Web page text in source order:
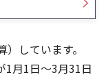
800
1,000
1,400
1,600
1,500
しています。
1月1日～3月31日